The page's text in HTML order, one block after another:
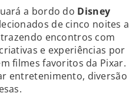
a bordo do Disney
de cinco noites a
encontros com
e experiências por
filmes favoritos da Pixar.
entretenimento, diversão